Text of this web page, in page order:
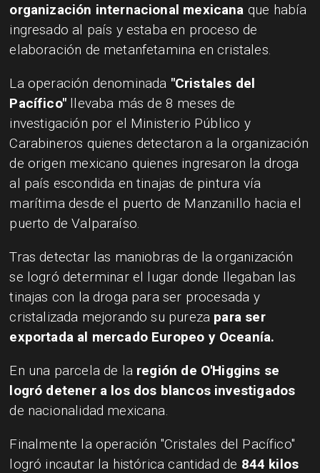
organización internacional mexicana que había
ingresado al país y estaba en proceso de
elaboración de metanfetamina en cristales.
La operación denominada "Cristales del
Pacífico" llevaba más de 8 meses de
investigación por el Ministerio Público y
Carabineros quienes detectaron a la organización
de origen mexicano quienes ingresaron la droga
al país escondida en tinajas de pintura vía
marítima desde el puerto de Manzanillo hacia el
puerto de Valparaíso.
Tras detectar las maniobras de la organización
se logró determinar el lugar donde llegaban las
tinajas con la droga para ser procesada y
cristalizada mejorando su pureza para ser
exportada al mercado Europeo y Oceanía.
En una parcela de la región de O'Higgins se
logró detener a los dos blancos investigados
de nacionalidad mexicana.
Finalmente la operación "Cristales del Pacífico"
logró incautar la histórica cantidad de 844 kilos